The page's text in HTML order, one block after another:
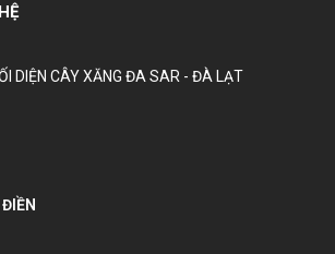
DIỆN CÂY XĂNG ĐA SAR - ĐÀ LẠT